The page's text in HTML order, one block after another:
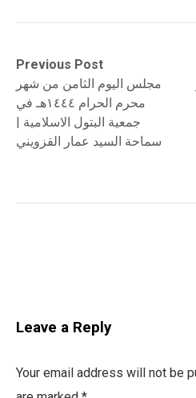
Post
navigation
Previous Post
Previous
post:مجلس اليوم الثامن من شهر
محرم الحرام ١٤٤٤هـ في
جمعية البتول الاسلامية |
سماحة السيد عمار القزويني
Next
post:
Leave a Reply
Your email address will not be